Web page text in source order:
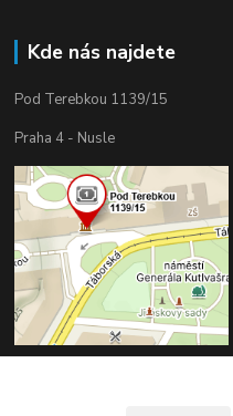
Kde nás najdete
Pod Terebkou 1139/15
Praha 4 - Nusle